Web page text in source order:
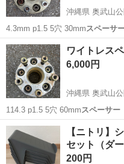
沖縄県 奥武山
4.3mm p1.5 5穴 30mm スペーサ
沖縄 那覇市 奥武山公園駅
ワイトレス
6,000円
沖縄県 奥武山
114.3 p1.5 5穴 60mm スペーサー
沖縄 那覇市 奥武山公園駅
【ニトリ】
セット（ダ
200円